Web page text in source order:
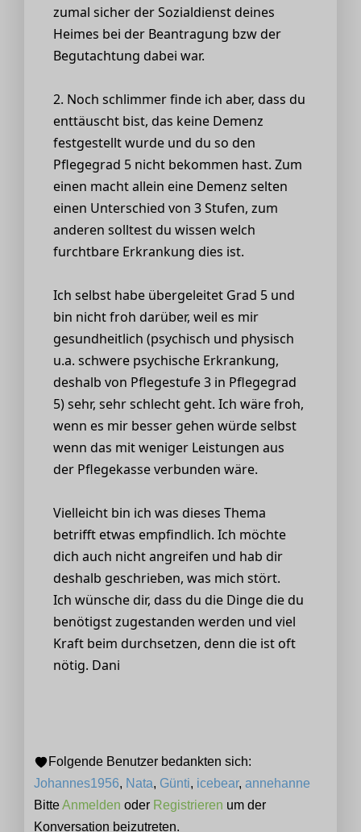
zumal sicher der Sozialdienst deines
Heimes bei der Beantragung bzw der
Begutachtung dabei war.
2. Noch schlimmer finde ich aber, dass du
enttäuscht bist, das keine Demenz
festgestellt wurde und du so den
Pflegegrad 5 nicht bekommen hast. Zum
einen macht allein eine Demenz selten
einen Unterschied von 3 Stufen, zum
anderen solltest du wissen welch
furchtbare Erkrankung dies ist.
Ich selbst habe übergeleitet Grad 5 und
bin nicht froh darüber, weil es mir
gesundheitlich (psychisch und physisch
u.a. schwere psychische Erkrankung,
deshalb von Pflegestufe 3 in Pflegegrad
5) sehr, sehr schlecht geht. Ich wäre froh,
wenn es mir besser gehen würde selbst
wenn das mit weniger Leistungen aus
der Pflegekasse verbunden wäre.
Vielleicht bin ich was dieses Thema
betrifft etwas empfindlich. Ich möchte
dich auch nicht angreifen und hab dir
deshalb geschrieben, was mich stört.
Ich wünsche dir, dass du die Dinge die du
benötigst zugestanden werden und viel
Kraft beim durchsetzen, denn die ist oft
nötig. Dani
Folgende Benutzer bedankten sich:
Johannes1956, Nata, Günti, icebear, annehanne
BitteAnmelden oder Registrieren um der
Konversation beizutreten.